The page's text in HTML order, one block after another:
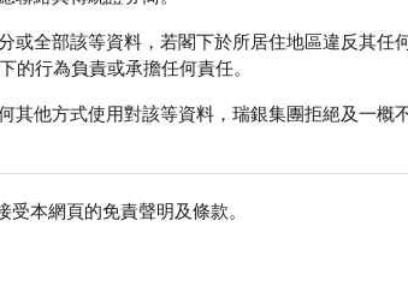
或全部該等資料，若閣下於所居住地區違反其任
的行為負責或承擔任何責任。
其他方式使用對該等資料，瑞銀集團拒絕及一概
受本網頁的免責聲明及條款。